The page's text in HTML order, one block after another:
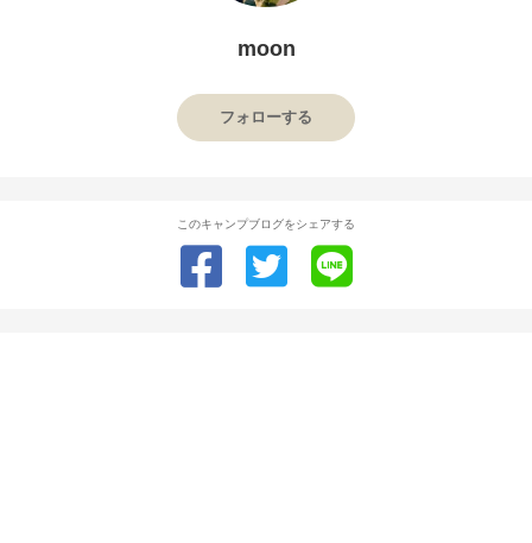
moon
フォローする
このキャンプブログをシェアする